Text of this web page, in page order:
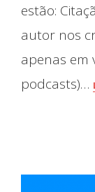
estão:
autor nos
apenas em
podcasts)…